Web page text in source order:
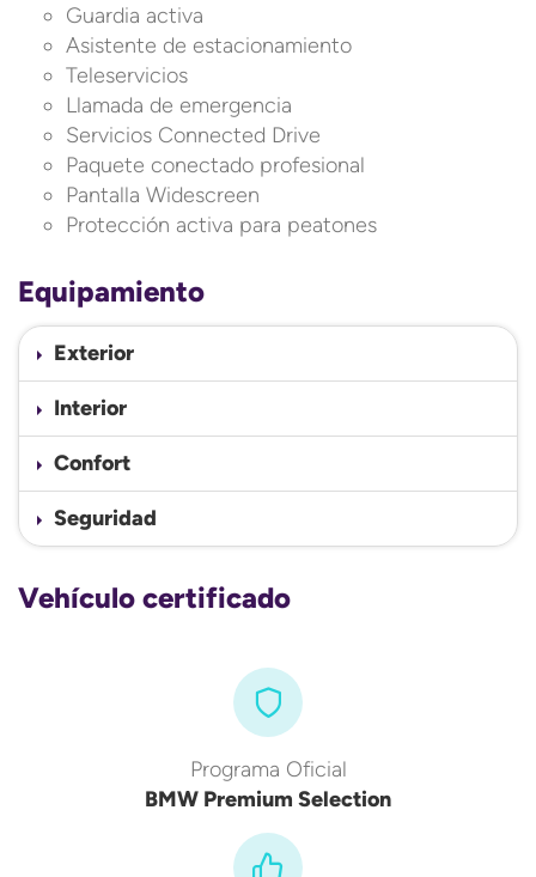
Guardia activa
Asistente de estacionamiento
Teleservicios
Llamada de emergencia
Servicios Connected Drive
Paquete conectado profesional
Pantalla Widescreen
Protección activa para peatones
Equipamiento
Exterior
Interior
Confort
Seguridad
Vehículo certificado
Programa Oficial
BMW Premium Selection